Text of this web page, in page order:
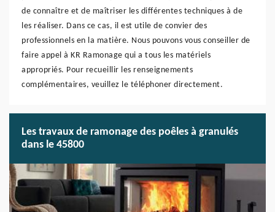
de connaître et de maîtriser les différentes techniques à de
les réaliser. Dans ce cas, il est utile de convier des
professionnels en la matière. Nous pouvons vous conseiller de
faire appel à KR Ramonage qui a tous les matériels
appropriés. Pour recueillir les renseignements
complémentaires, veuillez le téléphoner directement.
Les travaux de ramonage des poêles à granulés
dans le 45800